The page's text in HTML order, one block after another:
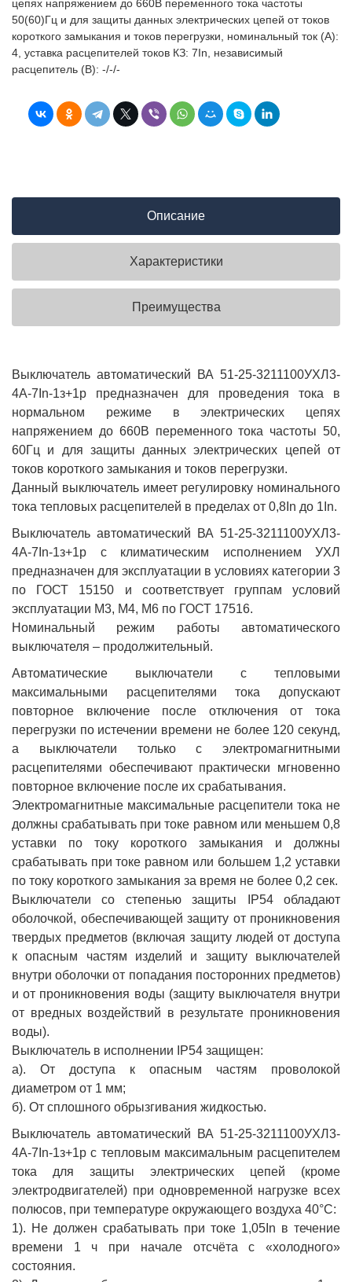
цепях напряжением до 660В переменного тока частоты
50(60)Гц и для защиты данных электрических цепей от токов
короткого замыкания и токов перегрузки, номинальный ток (А):
4, уставка расцепителей токов КЗ: 7In, независимый
расцепитель (В): -/-/-
Описание
Характеристики
Преимущества
Выключатель автоматический ВА 51-25-3211100УХЛ3-
4А-7In-1з+1р предназначен для проведения тока в
нормальном режиме в электрических цепях
напряжением до 660В переменного тока частоты 50,
60Гц и для защиты данных электрических цепей от
токов короткого замыкания и токов перегрузки.
Данный выключатель имеет регулировку номинального
тока тепловых расцепителей в пределах от 0,8In до 1In.
Выключатель автоматический ВА 51-25-3211100УХЛ3-
4А-7In-1з+1р с климатическим исполнением УХЛ
предназначен для эксплуатации в условиях категории 3
по ГОСТ 15150 и соответствует группам условий
эксплуатации М3, М4, М6 по ГОСТ 17516.
Номинальный режим работы автоматического
выключателя – продолжительный.
Автоматические выключатели с тепловыми
максимальными расцепителями тока допускают
повторное включение после отключения от тока
перегрузки по истечении времени не более 120 секунд,
а выключатели только с электромагнитными
расцепителями обеспечивают практически мгновенно
повторное включение после их срабатывания.
Электромагнитные максимальные расцепители тока не
должны срабатывать при токе равном или меньшем 0,8
уставки по току короткого замыкания и должны
срабатывать при токе равном или большем 1,2 уставки
по току короткого замыкания за время не более 0,2 сек.
Выключатели со степенью защиты IP54 обладают
оболочкой, обеспечивающей защиту от проникновения
твердых предметов (включая защиту людей от доступа
к опасным частям изделий и защиту выключателей
внутри оболочки от попадания посторонних предметов)
и от проникновения воды (защиту выключателя внутри
от вредных воздействий в результате проникновения
воды).
Выключатель в исполнении IP54 защищен:
а). От доступа к опасным частям проволокой
диаметром от 1 мм;
б). От сплошного обрызгивания жидкостью.
Выключатель автоматический ВА 51-25-3211100УХЛ3-
4А-7In-1з+1р с тепловым максимальным расцепителем
тока для защиты электрических цепей (кроме
электродвигателей) при одновременной нагрузке всех
полюсов, при температуре окружающего воздуха 40°С:
1). Не должен срабатывать при токе 1,05In в течение
времени 1 ч при начале отсчёта с «холодного»
состояния.